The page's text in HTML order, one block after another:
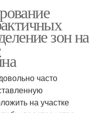
зон на
часто
на участке